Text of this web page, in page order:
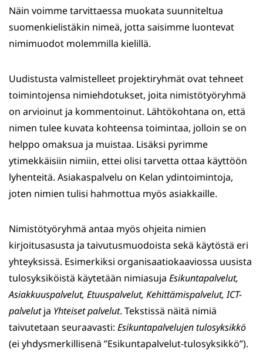
Näin voimme tarvittaessa muokata suunniteltua
suomenkielistäkin nimeä, jotta saisimme luontevat
nimimuodot molemmilla kielillä.
Uudistusta valmistelleet projektiryhmät ovat tehneet
toimintojensa nimiehdotukset, joita nimistötyöryhmä
on arvioinut ja kommentoinut. Lähtökohtana on, että
nimen tulee kuvata kohteensa toimintaa, jolloin se on
helppo omaksua ja muistaa. Lisäksi pyrimme
ytimekkäisiin nimiin, ettei olisi tarvetta ottaa käyttöön
lyhenteitä. Asiakaspalvelu on Kelan ydintoimintoja,
joten nimien tulisi hahmottua myös asiakkaille.
Nimistötyöryhmä antaa myös ohjeita nimien
kirjoitusasusta ja taivutusmuodoista sekä käytöstä eri
yhteyksissä. Esimerkiksi organisaatiokaaviossa uusista
tulosyksiköistä käytetään nimiasuja Esikuntapalvelut,
Asiakkuuspalvelut, Etuuspalvelut, Kehittämispalvelut, ICT-
palvelutja Yhteiset palvelut. Tekstissä näitä nimiä
taivutetaan seuraavasti: Esikuntapalvelujen tulosyksikkö
(ei yhdysmerkillisenä ”Esikuntapalvelut-tulosyksikkö”).